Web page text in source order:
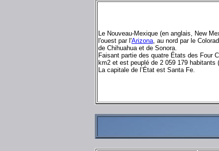
Le Nouveau-Mexique (en anglais, New
l'ouest par l'Arizona, au nord par le
de Chihuahua et de Sonora.
Faisant partie des quatre États des Four
km2 et est peuplé de 2 059 179
La capitale de l’État est Santa Fe.